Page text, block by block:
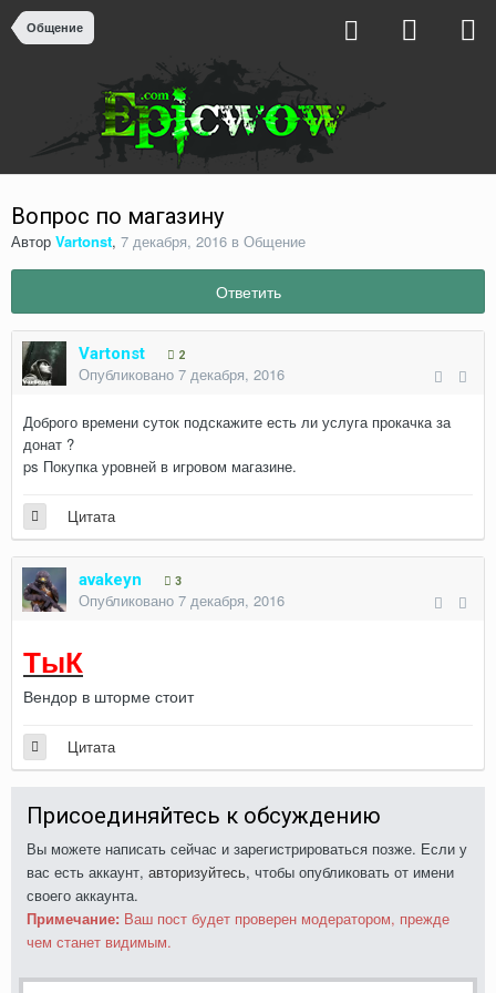
Общение
Вопрос по магазину
Автор Vartonst, 7 декабря, 2016 в Общение
Ответить
Vartonst 2
Опубликовано 7 декабря, 2016
Доброго времени суток подскажите есть ли услуга прокачка за
донат ?
ps Покупка уровней в игровом магазине.
Цитата
avakeyn 3
Опубликовано 7 декабря, 2016
ТыК
Вендор в шторме стоит
Цитата
Присоединяйтесь к обсуждению
Вы можете написать сейчас и зарегистрироваться позже. Если у
вас есть аккаунт, авторизуйтесь, чтобы опубликовать от имени
своего аккаунта.
Примечание: Ваш пост будет проверен модератором, прежде
чем станет видимым.